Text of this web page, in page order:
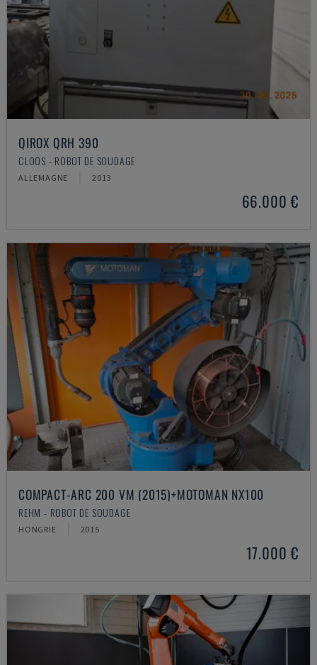
QIROX QRH 390
CLOOS - ROBOT DE SOUDAGE
ALLEMAGNE 2013
66.000 €
COMPACT-ARC 200 VM (2015)+MOTOMAN NX100
REHM - ROBOT DE SOUDAGE
HONGRIE 2015
17.000 €